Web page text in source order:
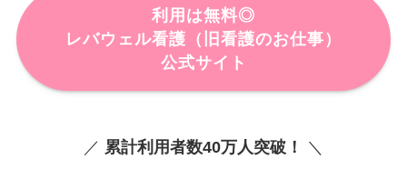
利用は無料◎
レバウェル看護 （旧 看護のお仕事）
公式サイト
／ 累計利用者数40万人突破！ ＼